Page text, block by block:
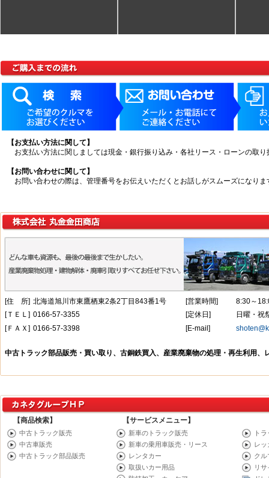
【商品検索】
中古トラック販売
中古車販売
中古トラック部品販売
【サービスメニュー】
新車のトラック販売
新車の乗用車販売・リース
レンタカー
取扱いカー用品
ト
レッ
クル
リ